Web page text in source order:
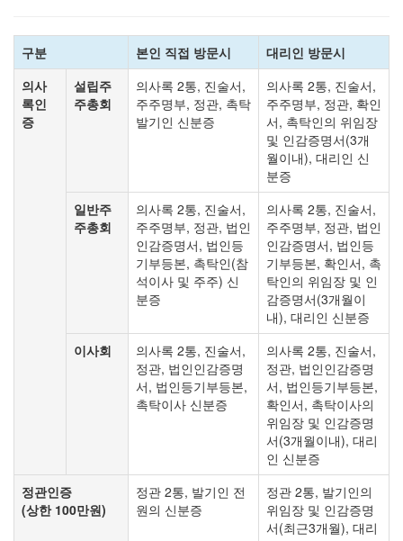
구분 본인 직접 방문시
대리인 방문시
의사
록인
증
설립주
주총회
의사록 2통, 진술서,
주주명부, 정관, 촉탁
발기인 신분증
의사록 2통, 진술서,
주주명부, 정관, 확인
서, 촉탁인의 위임장
및 인감증명서(3개
월이내), 대리인 신
분증
일반주
주총회
의사록 2통, 진술서,
주주명부, 정관, 법인
인감증명서, 법인등
기부등본, 촉탁인(참
석이사 및 주주) 신
분증
의사록 2통, 진술서,
주주명부, 정관, 법인
인감증명서, 법인등
기부등본, 확인서, 촉
탁인의 위임장 및 인
감증명서(3개월이
내), 대리인 신분증
이사회
의사록 2통, 진술서,
정관, 법인인감증명
서, 법인등기부등본,
촉탁이사 신분증
의사록 2통, 진술서,
정관, 법인인감증명
서, 법인등기부등본,
확인서, 촉탁이사의
위임장 및 인감증명
서(3개월이내), 대리
인 신분증
정관인증
(상한 100만원)
정관 2통, 발기인 전
원의 신분증
정관 2통, 발기인의
위임장 및 인감증명
서(최근3개월), 대리